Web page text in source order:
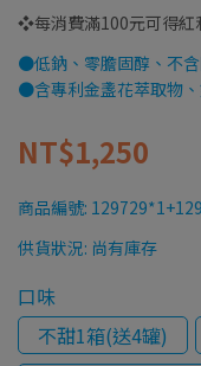
❖每消費滿100元可得紅
●低鈉、零膽固醇、不
●含專利金盞花萃取物
NT$1,250
商品編號:
供貨狀況: 尚有庫存
口味
不甜1箱(送4罐)